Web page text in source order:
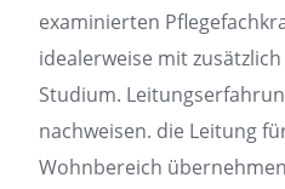
examinierten
idealerweise mit
Studium.
nachweisen. die Leitung
Wohnbereich